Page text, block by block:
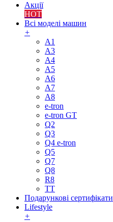
Акції
HOT
Всі моделі машин
+
A1
A3
A4
A5
A6
A7
A8
e-tron
e-tron GT
Q2
Q3
Q4 e-tron
Q5
Q7
Q8
R8
TT
Подарункові сертифікати
Lifestyle
+